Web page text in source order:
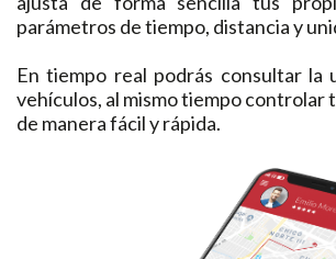
parámetros de tiempo, distancia y
En tiempo real podrás consultar la
vehículos, al mismo tiempo controlar
de manera fácil y rápida.